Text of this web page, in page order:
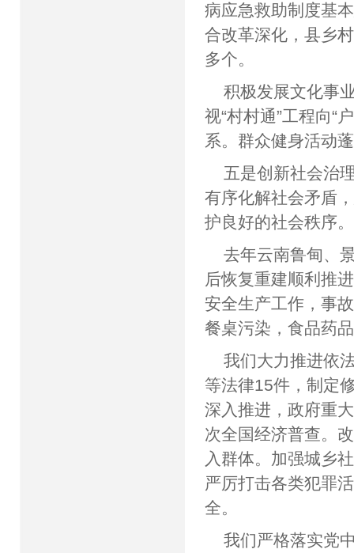
病应急救助制度基
合改革深化，县乡
多个。
积极发展文化事
视“村村通”工程向“
系。群众健身活动
五是创新社会治
有序化解社会矛盾
护良好的社会秩序。
去年云南鲁甸、
后恢复重建顺利推
安全生产工作，事
餐桌污染，食品药
我们大力推进依
等法律15件，制定
深入推进，政府重
次全国经济普查。
入群体。加强城乡
严厉打击各类犯罪
全。
我们严格落实党